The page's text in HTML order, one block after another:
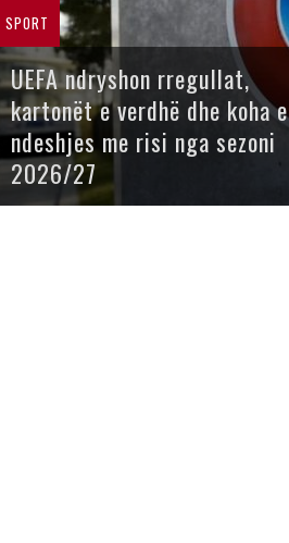
SPORT
UEFA ndryshon rregullat,
kartonët e verdhë dhe koha e
ndeshjes me risi nga sezoni
2026/27